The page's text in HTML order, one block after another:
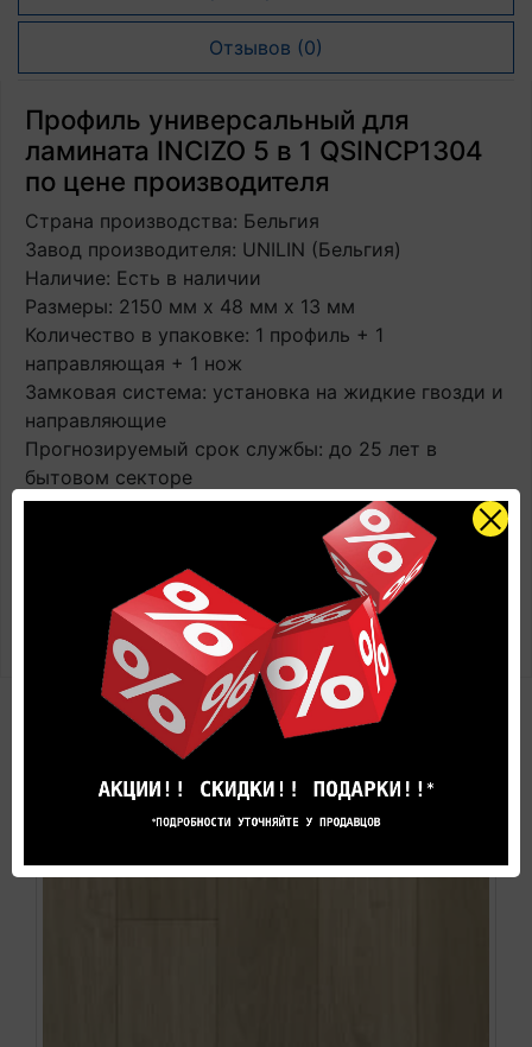
Отзывов (0)
Профиль универсальный для
ламината INCIZO 5 в 1 QSINCP1304
по цене производителя
Страна производства: Бельгия
Завод производителя: UNILIN (Бельгия)
Наличие: Есть в наличии
Размеры: 2150 мм х 48 мм х 13 мм
Количество в упаковке: 1 профиль + 1
направляющая + 1 нож
Замковая система: установка на жидкие гвозди и
направляющие
Прогнозируемый срок службы: до 25 лет в
бытовом секторе
Поверхность: ламинированная усиленная пленка
Полосность: под плитку
Безопасность материала (сертификаты): да,
сертификат E1
РЕКОМЕНДУЕМЫЕ ТОВАРЫ